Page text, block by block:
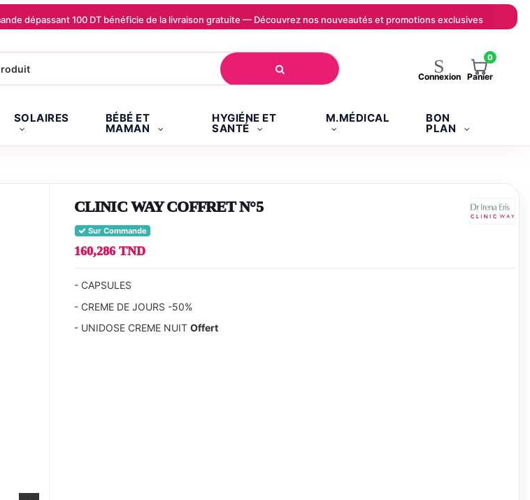
dépassant 100 DT bénéficie de la livraison gratuite — Découvrez nos nouveautés et promotions exclusives
Connexion
0
Panier
SOLAIRES BÉBÉ ET
MAMAN
HYGIÉNE ET
SANTÉ
M.MÉDICAL BON
PLAN
CLINIC WAY COFFRET N°5
Sur Commande
160,286 TND
- CAPSULES
- CREME DE JOURS -50%
- UNIDOSE CREME NUIT Offert